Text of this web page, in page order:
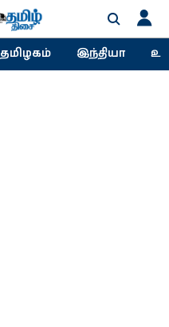
தமிழகம் இந்தியா